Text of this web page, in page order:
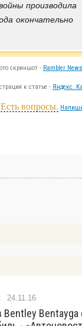
производила
окончательно
скриншот - Rambler
к статье - Яндекс.
Есть вопросы.
24.11.16
Bentayga